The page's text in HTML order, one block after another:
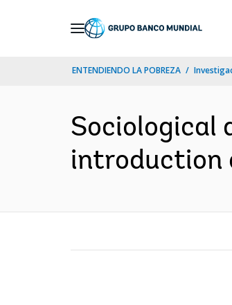
ENTENDIENDO LA POBREZA
Sociological
introduction